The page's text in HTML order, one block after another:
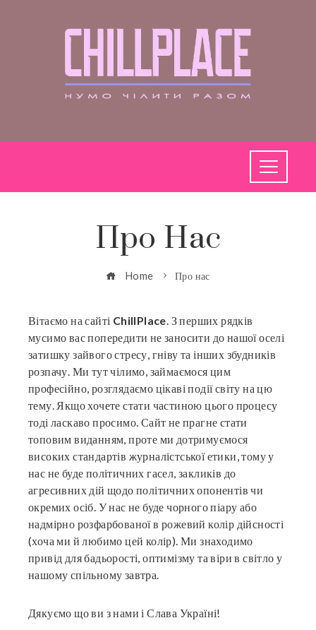
Про Нас
Home Про нас
Вітаємо на сайті ChillPlace. З перших рядків
мусимо вас попередити не заносити до нашої оселі
затишку зайвого стресу, гніву та інших збудників
розпачу. Ми тут чілимо, займаємося цим
професійно, розглядаємо цікаві події світу на цю
тему. Якщо хочете стати частиною цього процесу
тоді ласкаво просимо. Сайт не прагне стати
топовим виданням, проте ми дотримуємося
високих стандартів журналістської етики, тому у
нас не буде політичних гасел, закликів до
агресивних дій щодо політичних опонентів чи
окремих осіб. У нас не буде чорного піару або
надмірно розфарбованої в рожевий колір дійсності
(хоча ми й любимо цей колір). Ми знаходимо
привід для бадьорості, оптимізму та віри в світло у
нашому спільному завтра.
Дякуємо що ви з нами і Слава Україні!